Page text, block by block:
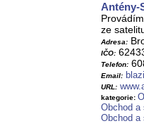
Antény-
ze
Adresa:
IČO:
Telefon:
Email:
URL:
kategorie:
Obchod a
Obchod a